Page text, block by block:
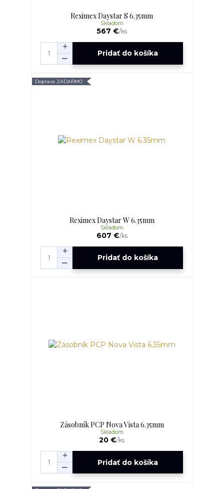
Reximex Daystar S 6.35mm
567 €/ks
Skladom
Pridať do košíka
Doprava ZADARMO
Reximex Daystar W 6.35mm
607 €/ks
Skladom
Pridať do košíka
Zásobník PCP Nova Vista 6.35mm
20 €/ks
Skladom
Pridať do košíka